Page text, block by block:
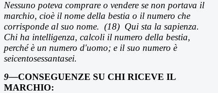
Nessuno poteva comprare o vendere se non portava il
marchio, cioè il nome della bestia o il numero che
corrisponde al suo nome. (18) Qui sta la sapienza.
Chi ha intelligenza, calcoli il numero della bestia,
perché è un numero d'uomo; e il suo numero è
seicentosessantasei.
9—CONSEGUENZE SU CHI RICEVE IL
MARCHIO: